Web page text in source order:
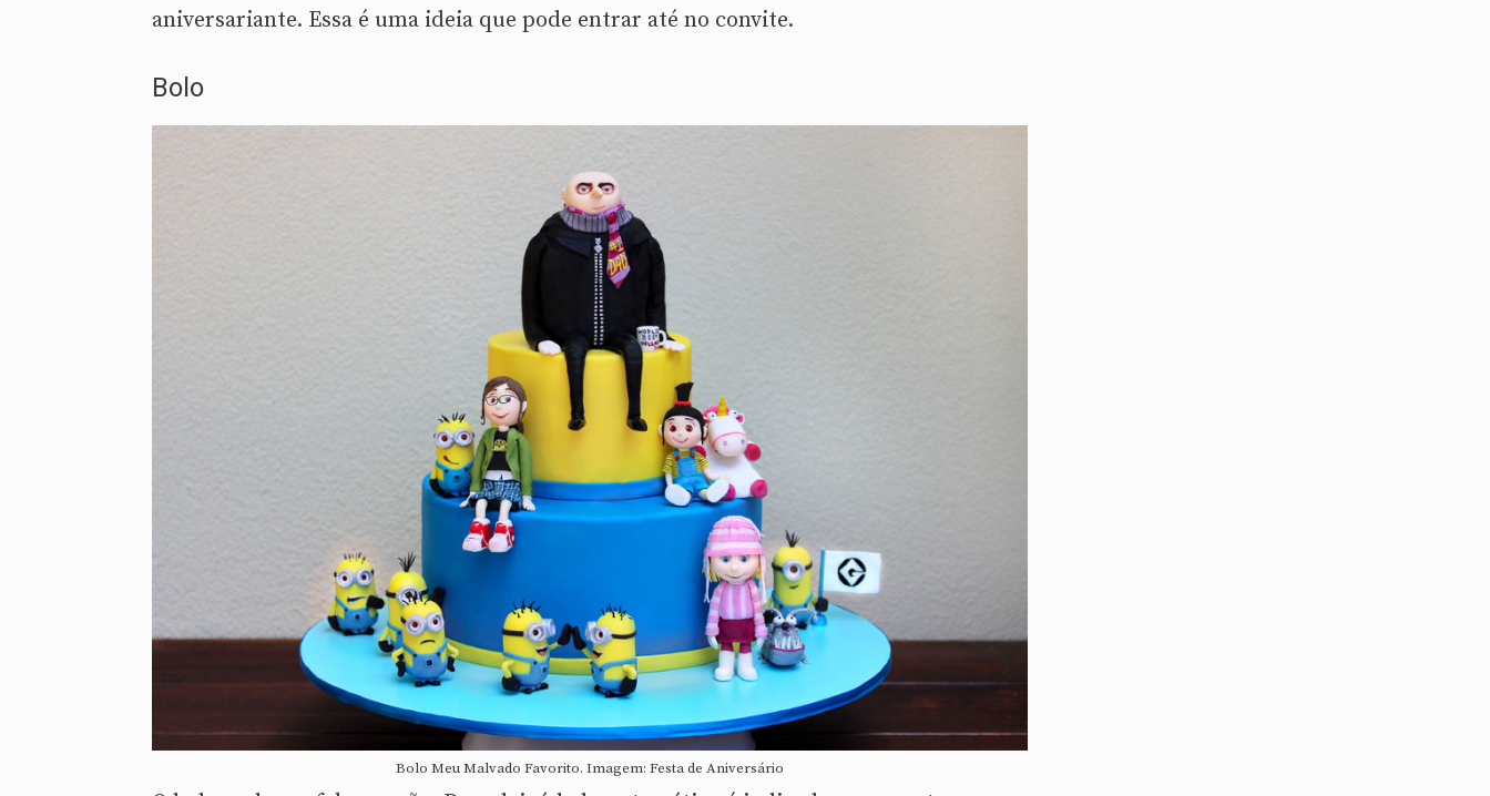
aniversariante. Essa é uma ideia que pode entrar até no convite.
Bolo
Bolo Meu Malvado Favorito. Imagem: Festa de Aniversário